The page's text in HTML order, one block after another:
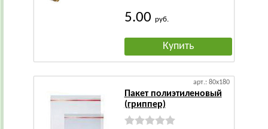
5.00 руб.
Купить
арт.: 80х180
Пакет полиэтиленовый
(гриппер)